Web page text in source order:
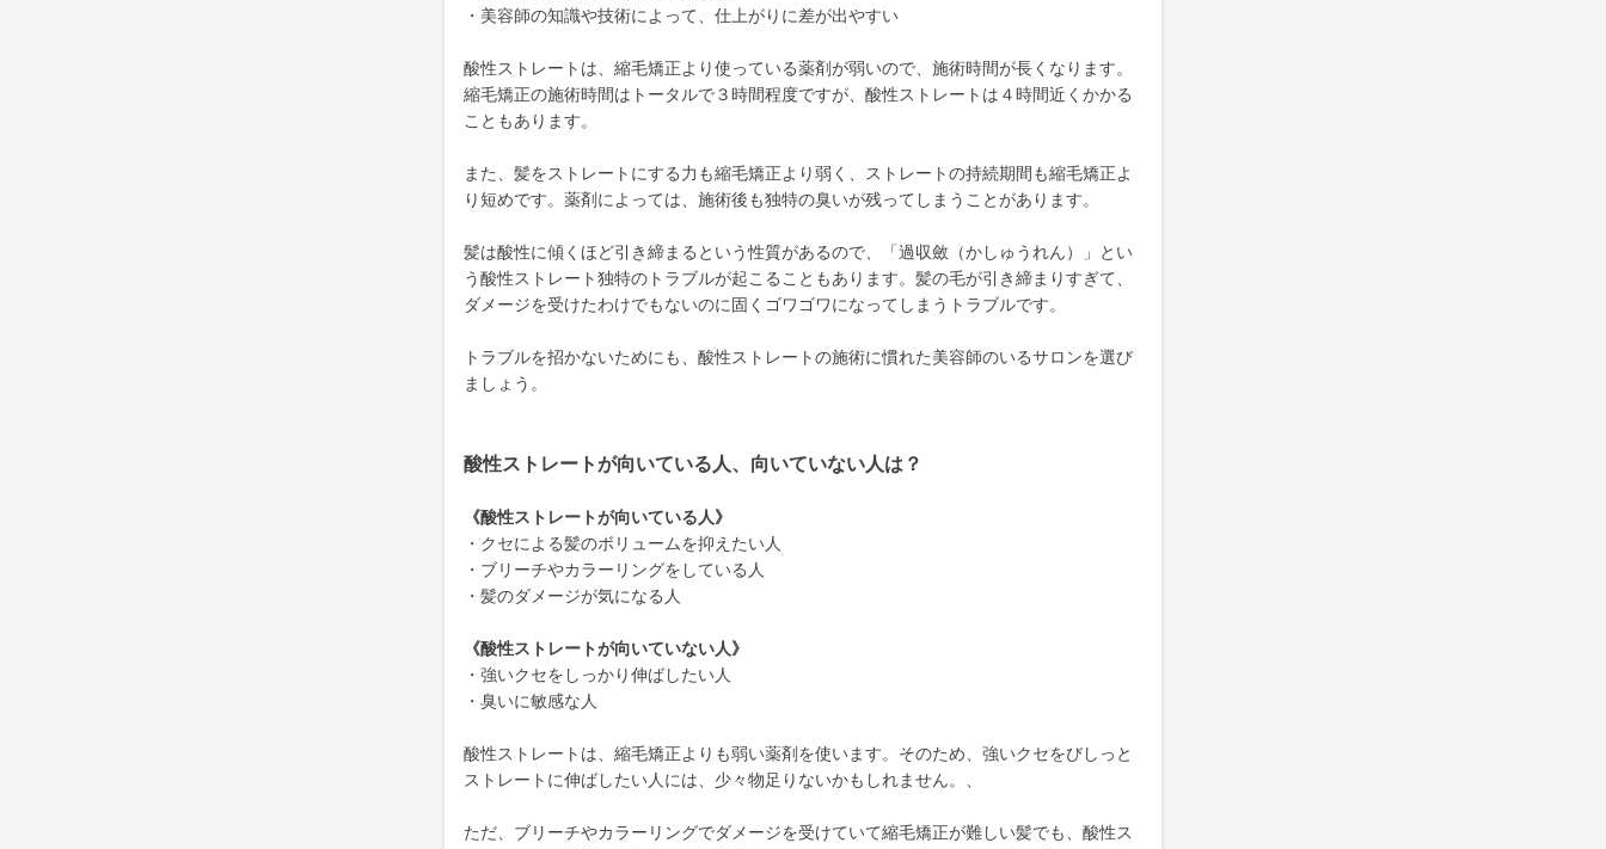
・美容師の知識や技術によって、仕上がりに差が出やすい
酸性ストレートは、縮毛矯正より使っている薬剤が弱いので、施術時間が長くなります。
縮毛矯正の施術時間はトータルで３時間程度ですが、酸性ストレートは４時間近くかかる
こともあります。
また、髪をストレートにする力も縮毛矯正より弱く、ストレートの持続期間も縮毛矯正よ
り短めです。薬剤によっては、施術後も独特の臭いが残ってしまうことがあります。
髪は酸性に傾くほど引き締まるという性質があるので、「過収斂（かしゅうれん）」とい
う酸性ストレート独特のトラブルが起こることもあります。髪の毛が引き締まりすぎて、
ダメージを受けたわけでもないのに固くゴワゴワになってしまうトラブルです。
トラブルを招かないためにも、酸性ストレートの施術に慣れた美容師のいるサロンを選び
ましょう。
酸性ストレートが向いている人、向いていない人は？
《酸性ストレートが向いている人》
・クセによる髪のボリュームを抑えたい人
・ブリーチやカラーリングをしている人
・髪のダメージが気になる人
《酸性ストレートが向いていない人》
・強いクセをしっかり伸ばしたい人
・臭いに敏感な人
酸性ストレートは、縮毛矯正よりも弱い薬剤を使います。そのため、強いクセをびしっと
ストレートに伸ばしたい人には、少々物足りないかもしれません。、
ただ、ブリーチやカラーリングでダメージを受けていて縮毛矯正が難しい髪でも、酸性ス